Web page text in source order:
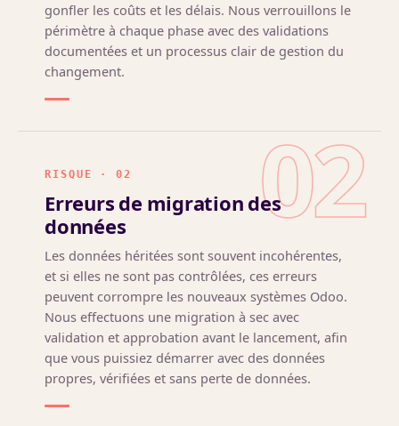
gonfler les coûts et les délais. Nous verrouillons le
périmètre à chaque phase avec des validations
documentées et un processus clair de gestion du
changement.
02
RISQUE · 02
Erreurs de migration des
données
Les données héritées sont souvent incohérentes,
et si elles ne sont pas contrôlées, ces erreurs
peuvent corrompre les nouveaux systèmes Odoo.
Nous effectuons une migration à sec avec
validation et approbation avant le lancement, afin
que vous puissiez démarrer avec des données
propres, vérifiées et sans perte de données.